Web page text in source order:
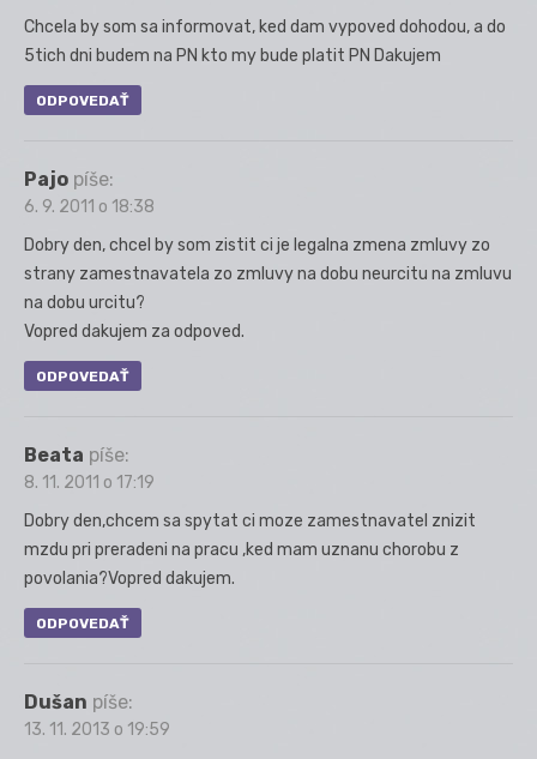
Chcela by som sa informovat, ked dam vypoved dohodou, a do
5tich dni budem na PN kto my bude platit PN Dakujem
ODPOVEDAŤ
Pajo píše:
6. 9. 2011 o 18:38
Dobry den, chcel by som zistit ci je legalna zmena zmluvy zo
strany zamestnavatela zo zmluvy na dobu neurcitu na zmluvu
na dobu urcitu?
Vopred dakujem za odpoved.
ODPOVEDAŤ
Beata píše:
8. 11. 2011 o 17:19
Dobry den,chcem sa spytat ci moze zamestnavatel znizit
mzdu pri preradeni na pracu ,ked mam uznanu chorobu z
povolania?Vopred dakujem.
ODPOVEDAŤ
Dušan píše:
13. 11. 2013 o 19:59